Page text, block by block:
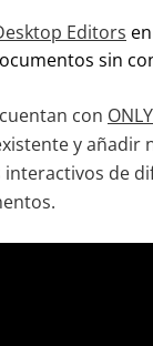
Editors
sin
con
y añadir
interactivos de